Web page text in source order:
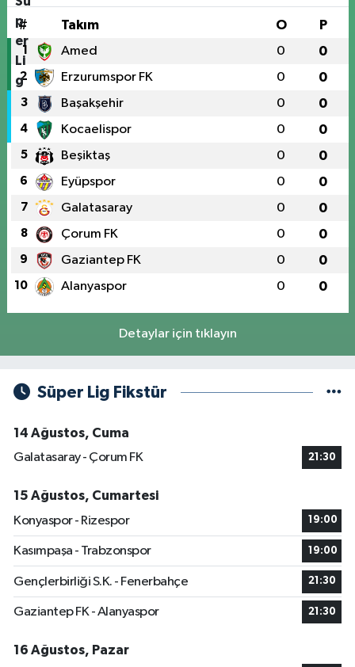
# Takım O P
1 Amed 0 0
2 Erzurumspor FK 0 0
3 Başakşehir 0 0
4 Kocaelispor 0 0
5 Beşiktaş 0 0
6 Eyüpspor 0 0
7 Galatasaray 0 0
8 Çorum FK 0 0
9 Gaziantep FK 0 0
10 Alanyaspor 0 0
Detaylar için tıklayın
Süper Lig Fikstür
14 Ağustos, Cuma
Galatasaray - Çorum FK
21:30
15 Ağustos, Cumartesi
Konyaspor - Rizespor
19:00
Kasımpaşa - Trabzonspor 19:00
Gençlerbirliği S.K. - Fenerbahçe 21:30
Gaziantep FK - Alanyaspor 21:30
16 Ağustos, Pazar